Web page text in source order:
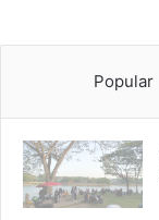
Popular